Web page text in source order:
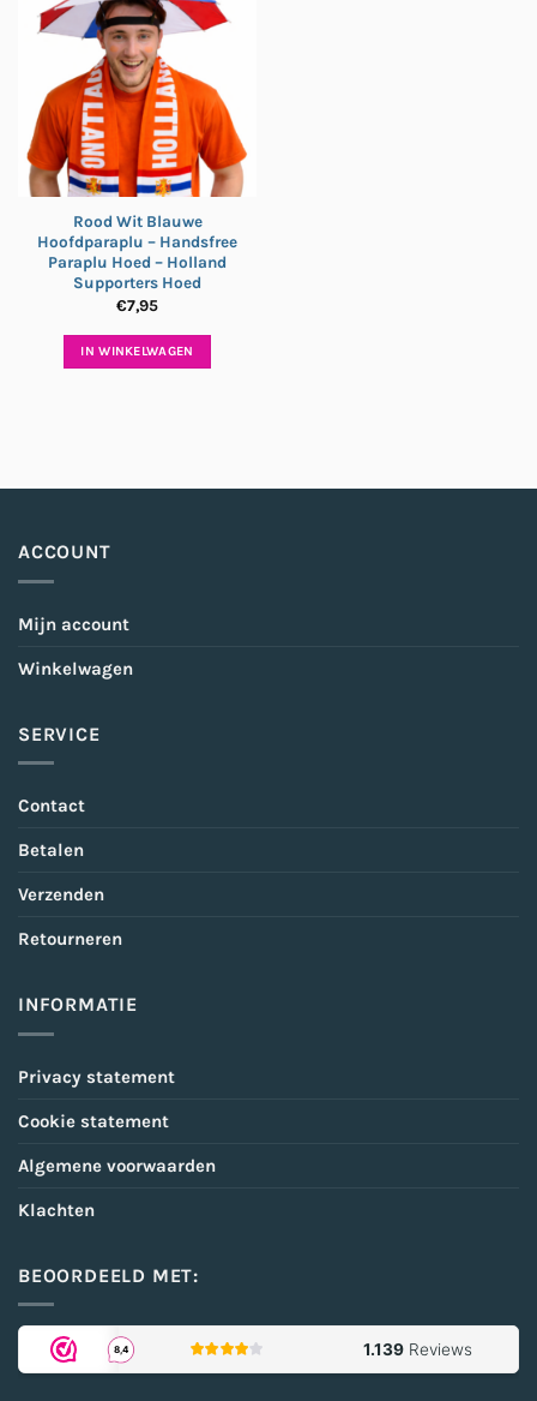
Rood Wit Blauwe
Hoofdparaplu – Handsfree
Paraplu Hoed – Holland
Supporters Hoed
€7,95
IN WINKELWAGEN
ACCOUNT
Mijn account
Winkelwagen
SERVICE
Contact
Betalen
Verzenden
Retourneren
INFORMATIE
Privacy statement
Cookie statement
Algemene voorwaarden
Klachten
BEOORDEELD MET: